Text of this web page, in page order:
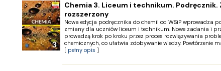
Chemia 3. Liceum i technikum. Podręcznik.
rozszerzony
Nowa edycja podręcznika do chemii od WSiP wprowadza
zmiany dla uczniów liceum i technikum. Nowe zadania i
prowadzą krok po kroku przez proces rozwiązywania
chemicznych, co ułatwia zdobywanie wiedzy. Powtórzenie
[ pełny opis ]